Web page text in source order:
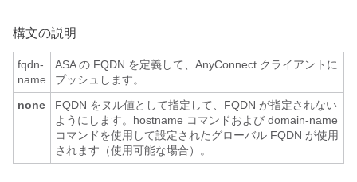
構文の説明
fqdn-
name
ASA の FQDN を定義して、AnyConnect クライアントに
プッシュします。
none
FQDN をヌル値として指定して、FQDN が指定されない
ようにします。hostname コマンドおよび domain-name
コマンドを使用して設定されたグローバル FQDN が使用
されます（使用可能な場合）。